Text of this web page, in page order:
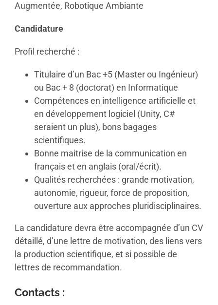
Augmentée, Robotique Ambiante
Candidature
Profil recherché :
Titulaire d’un Bac +5 (Master ou Ingénieur)
ou Bac + 8 (doctorat) en Informatique
Compétences en intelligence artificielle et
en développement logiciel (Unity, C#
seraient un plus), bons bagages
scientifiques.
Bonne maitrise de la communication en
français et en anglais (oral/écrit).
Qualités recherchées : grande motivation,
autonomie, rigueur, force de proposition,
ouverture aux approches pluridisciplinaires.
La candidature devra être accompagnée d’un CV
détaillé, d’une lettre de motivation, des liens vers
la production scientifique, et si possible de
lettres de recommandation.
Contacts :